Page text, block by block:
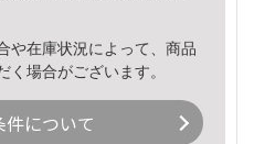
や在庫状況によって、商品
く場合がございます。
について